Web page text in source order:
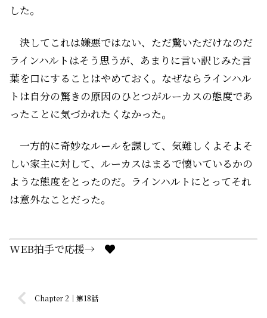
した。
決してこれは嫌悪ではない、ただ驚いただけなのだ――
ラインハルトはそう思うが、あまりに言い訳じみた言
葉を口にすることはやめておく。なぜならラインハル
トは自分の驚きの原因のひとつがルーカスの態度であ
ったことに気づかれたくなかった。
一方的に奇妙なルールを課して、気難しくよそよそ
しい家主に対して、ルーカスはまるで懐いているかの
ような態度をとったのだ。ラインハルトにとってそれ
は意外なことだった。
WEB拍手で応援→
Chapter 2｜第18話